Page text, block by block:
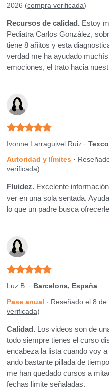
2026 (compra verificada)
Recursos de calidad. Estoy
Pediatra Carlos González,
tiene 8 añitos y esta
verdad me ha ayudado
emociones, el trato hacia
Ivonne Larraguivel Ruiz ·
Autoridad y límites ·
verificada)
Fluidez. Excelente
ver en una sola sentada.
lo que un padre busca
Luz B. · Barcelona, España
Pase anual · Reseñado el 8
verificada)
Calidad. Los videos son de
todo siempre tienes el curso
encabeza la lista cuando voy
ando bastante pillada de
me han quedado cursos a
fechas limite señaladas.